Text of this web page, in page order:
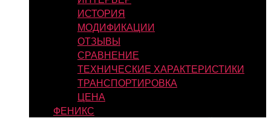
ИСТОРИЯ
МОДИФИКАЦИИ
ОТЗЫВЫ
СРАВНЕНИЕ
ТЕХНИЧЕСКИЕ ХАРАКТЕРИСТИКИ
ТРАНСПОРТИРОВКА
ЦЕНА
ФЕНИКС